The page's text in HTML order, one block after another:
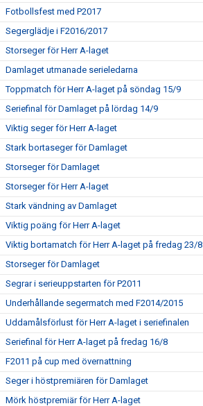
Fotbollsfest med P2017
Segerglädje i F2016/2017
Storseger för Herr A-laget
Damlaget utmanade serieledarna
Toppmatch för Herr A-laget på söndag 15/9
Seriefinal för Damlaget på lördag 14/9
Viktig seger för Herr A-laget
Stark bortaseger för Damlaget
Storseger för Damlaget
Storseger för Herr A-laget
Stark vändning av Damlaget
Viktig poäng för Herr A-laget
Viktig bortamatch för Herr A-laget på fredag 23/8
Storseger för Damlaget
Segrar i serieuppstarten för P2011
Underhållande segermatch med F2014/2015
Uddamålsförlust för Herr A-laget i seriefinalen
Seriefinal för Herr A-laget på fredag 16/8
F2011 på cup med övernattning
Seger i höstpremiären för Damlaget
Mörk höstpremiär för Herr A-laget